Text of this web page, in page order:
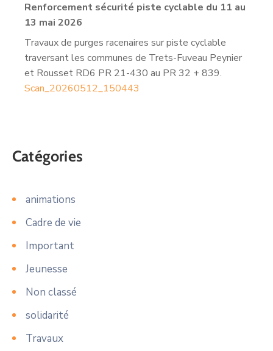
Renforcement sécurité piste cyclable du 11 au
13 mai 2026
Travaux de purges racenaires sur piste cyclable
traversant les communes de Trets-Fuveau Peynier
et Rousset RD6 PR 21-430 au PR 32 + 839.
Scan_20260512_150443
Catégories
animations
Cadre de vie
Important
Jeunesse
Non classé
solidarité
Travaux